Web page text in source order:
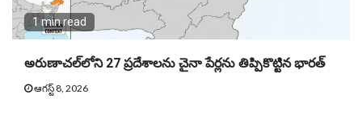
1 min read
అరుణాచల్‌లోని 27 ప్రదేశాలను చైనా పేర్లను తిప్పికొట్టిన భారత్
ఆగస్ట్ 8, 2026